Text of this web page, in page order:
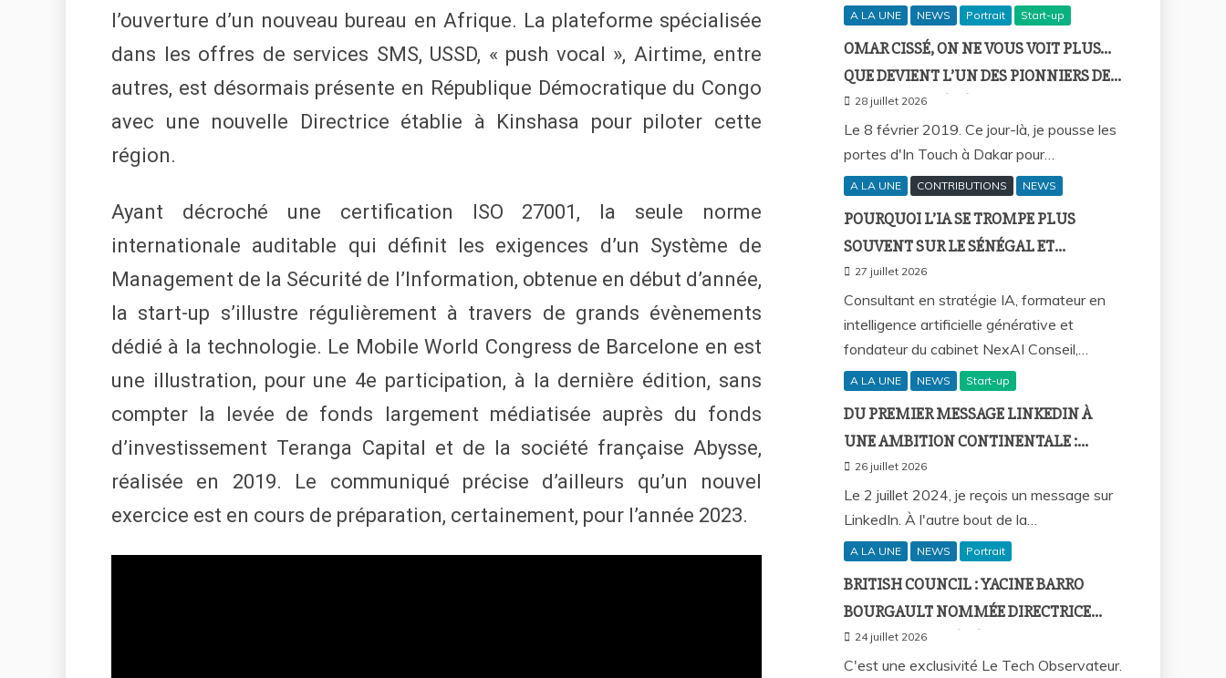
l’ouverture d’un nouveau bureau en Afrique. La plateforme spécialisée
dans les offres de services SMS, USSD, « push vocal », Airtime, entre
autres, est désormais présente en République Démocratique du Congo
avec une nouvelle Directrice établie à Kinshasa pour piloter cette
région.
Ayant décroché une certification ISO 27001, la seule norme
internationale auditable qui définit les exigences d’un Système de
Management de la Sécurité de l’Information, obtenue en début d’année,
la start-up s’illustre régulièrement à travers de grands évènements
dédié à la technologie. Le Mobile World Congress de Barcelone en est
une illustration, pour une 4e participation, à la dernière édition, sans
compter la levée de fonds largement médiatisée auprès du fonds
d’investissement Teranga Capital et de la société française Abysse,
réalisée en 2019. Le communiqué précise d’ailleurs qu’un nouvel
exercice est en cours de préparation, certainement, pour l’année 2023.
A LA UNE NEWS Portrait Start-up
OMAR CISSÉ, ON NE VOUS VOIT PLUS…
QUE DEVIENT L’UN DES PIONNIERS DE
LA FINTECH SÉNÉGALAISE ?
28 juillet 2026
Le 8 février 2019. Ce jour-là, je pousse les
portes d'In Touch à Dakar pour…
A LA UNE CONTRIBUTIONS NEWS
POURQUOI L’IA SE TROMPE PLUS
SOUVENT SUR LE SÉNÉGAL ET
COMMENT REPRENDRE LA MAIN ?
27 juillet 2026
Consultant en stratégie IA, formateur en
intelligence artificielle générative et
fondateur du cabinet NexAI Conseil,…
A LA UNE NEWS Start-up
DU PREMIER MESSAGE LINKEDIN À
UNE AMBITION CONTINENTALE :
L’HISTOIRE CONTINUE AVEC BIRAHIM
FALL ET BICTORYS
26 juillet 2026
Le 2 juillet 2024, je reçois un message sur
LinkedIn. À l'autre bout de la…
A LA UNE NEWS Portrait
BRITISH COUNCIL : YACINE BARRO
BOURGAULT NOMMÉE DIRECTRICE
PAYS POUR LE SÉNÉGAL ET L’AFRIQUE
FRANCOPHONE
24 juillet 2026
C'est une exclusivité Le Tech Observateur.